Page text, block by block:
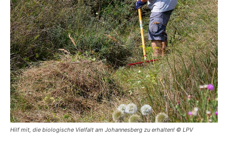
Hilf mit, die biologische Vielfalt am Johannesberg zu erhalten! © LPV